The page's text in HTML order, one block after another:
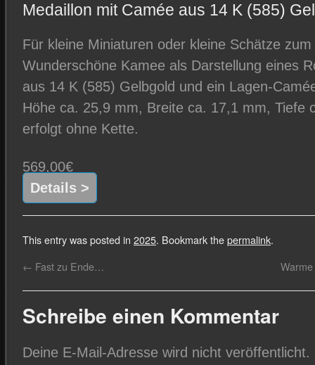
Medaillon mit Camée aus 14 K (585)
Für kleine Miniaturen oder kleine Schätze
Wunderschöne Kamee als Darstellung eines
aus 14 K (585) Gelbgold und ein Lagen-
Höhe ca. 25,9 mm, Breite ca. 17,1 mm, Tiefe
erfolgt ohne Kette.
569,00€
Details >
This entry was posted in 2025. Bookmark thepermalink.
← Fast zu Ende…
Schreibe einen Kommentar
Deine E-Mail-Adresse wird nicht veröffentlicht.